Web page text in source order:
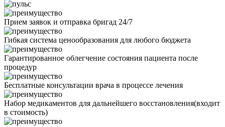
Прием заявок и отправка бригад 24/7
Гибкая система ценообразования для любого бюджета
Гарантированное облегчение состояния пациента после
процедур
Бесплатные консультации врача в процессе лечения
Набор медикаментов для дальнейшего восстановления(входит
в стоимость)